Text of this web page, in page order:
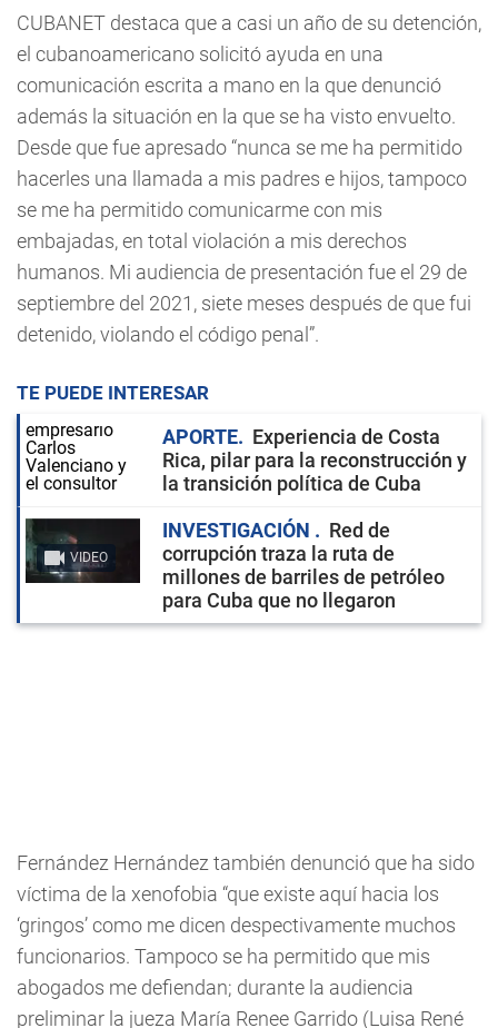
CUBANET destaca que a casi un año de su detención,
el cubanoamericano solicitó ayuda en una
comunicación escrita a mano en la que denunció
además la situación en la que se ha visto envuelto.
Desde que fue apresado “nunca se me ha permitido
hacerles una llamada a mis padres e hijos, tampoco
se me ha permitido comunicarme con mis
embajadas, en total violación a mis derechos
humanos. Mi audiencia de presentación fue el 29 de
septiembre del 2021, siete meses después de que fui
detenido, violando el código penal”.
TE PUEDE INTERESAR
APORTE
Experiencia de Costa
Rica, pilar para la reconstrucción y
la transición política de Cuba
VIDEO
INVESTIGACIÓN
Red de
corrupción traza la ruta de
millones de barriles de petróleo
para Cuba que no llegaron
Fernández Hernández también denunció que ha sido
víctima de la xenofobia “que existe aquí hacia los
‘gringos’ como me dicen despectivamente muchos
funcionarios. Tampoco se ha permitido que mis
abogados me defiendan; durante la audiencia
preliminar la jueza María Renee Garrido (Luisa René